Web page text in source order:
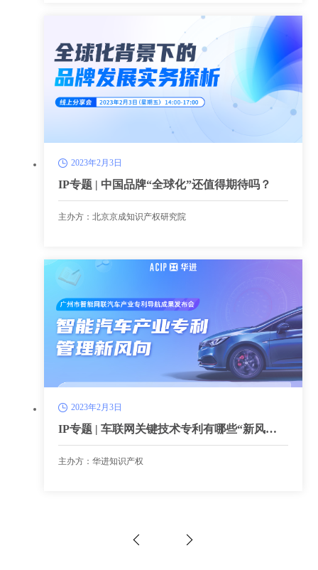
2023年2月3日
IP专题 | 中国品牌“全球化”还值得期待吗？
主办方：北京京成知识产权研究院
2023年2月3日
IP专题 | 车联网关键技术专利有哪些“新风
向”？
主办方：华进知识产权